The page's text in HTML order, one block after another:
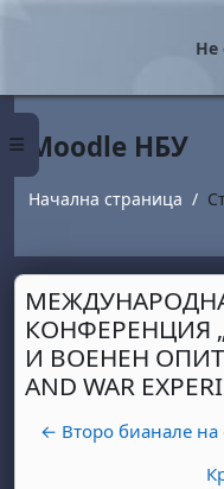
Страничен панел
Не
Moodle НБУ
Начална страница
КОНФЕРЕНЦИЯ
И ВОЕНЕН ОПИТ
AND WAR
← Второ бианале на